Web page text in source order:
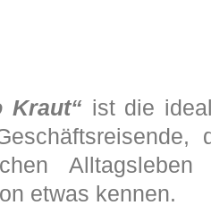
Kraut“ ist die
etwas kennen.